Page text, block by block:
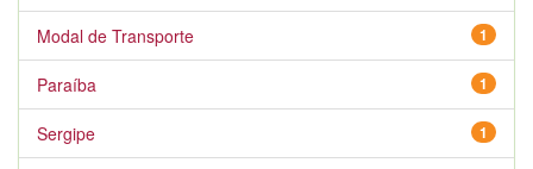
1
Modal de Transporte
1
Paraíba
1
Sergipe